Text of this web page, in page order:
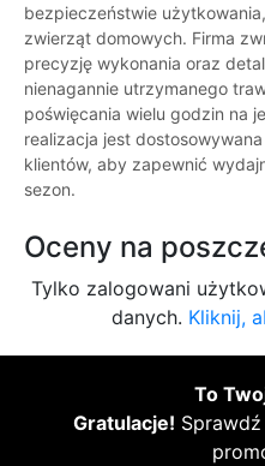
bezpieczeństwie
zwierząt domowych. Firma
precyzję wykonania oraz
nienagannie utrzymanego
poświęcania wielu godzin na
realizacja jest
klientów, aby zapewnić
sezon.
Oceny na
Tylko zalogowani
danych. Kliknij,
To
Gratulacje!